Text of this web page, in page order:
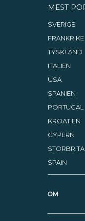
MEST
SVERIGE
FRANKRIKE
TYSKLAND
ITALIEN
USA
SPANIEN
PORTUGAL
KROATIEN
CYPERN
SPAIN
OM